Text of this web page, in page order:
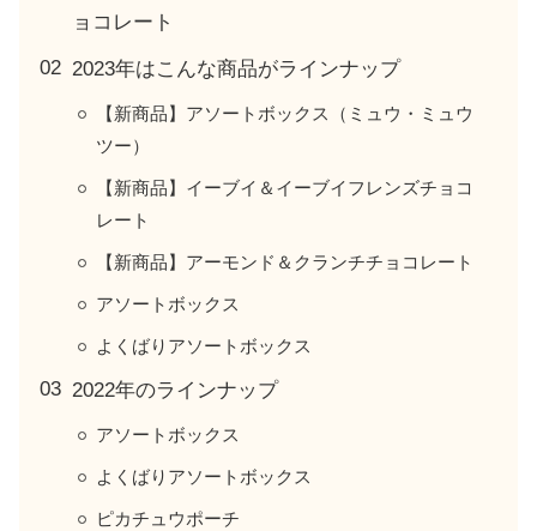
ョコレート
2023年はこんな商品がラインナップ
【新商品】アソートボックス（ミュウ・ミュウ
ツー）
【新商品】イーブイ＆イーブイフレンズチョコ
レート
【新商品】アーモンド＆クランチチョコレート
アソートボックス
よくばりアソートボックス
2022年のラインナップ
アソートボックス
よくばりアソートボックス
ピカチュウポーチ